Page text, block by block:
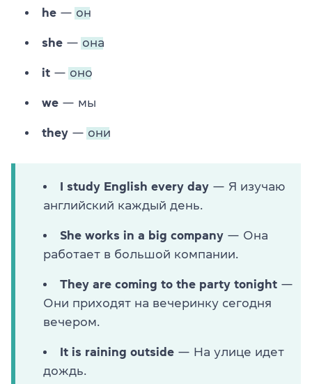
he — он
she — она
it — оно
we — мы
they — они
I study English every day — Я изучаю
английский каждый день.
She works in a big company — Она
работает в большой компании.
They are coming to the party tonight —
Они приходят на вечеринку сегодня
вечером.
It is raining outside — На улице идет
дождь.